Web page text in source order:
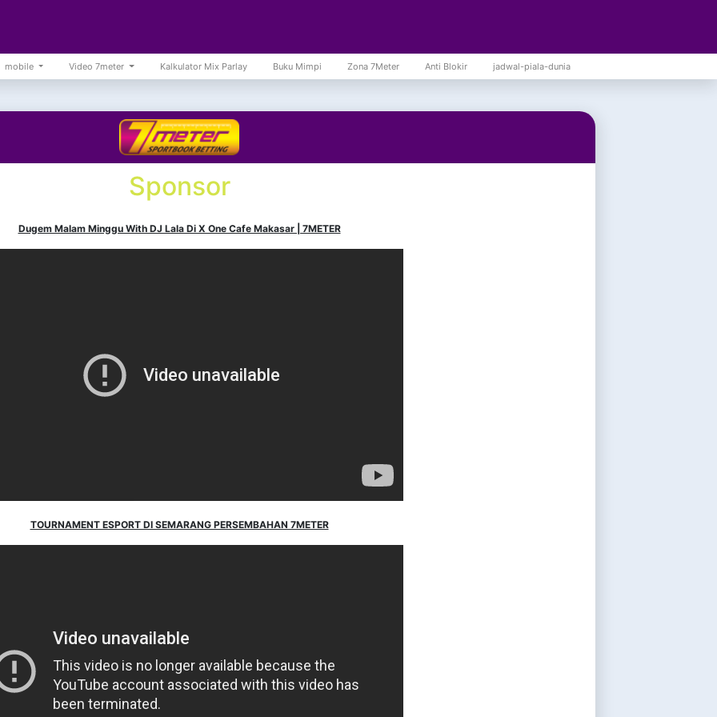
mobile Video 7meter Kalkulator Mix Parlay Buku Mimpi Zona 7Meter Anti Blokir jadwal-piala-dunia
Sponsor
Dugem Malam Minggu With DJ Lala Di X One Cafe Makasar | 7METER
TOURNAMENT ESPORT DI SEMARANG PERSEMBAHAN 7METER